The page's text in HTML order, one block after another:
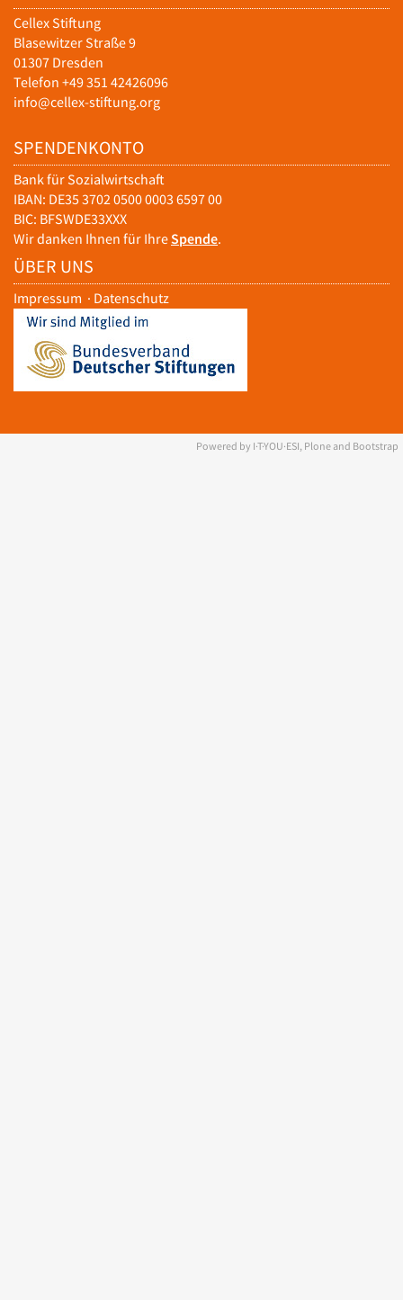
Cellex Stiftung
Blasewitzer Straße 9
01307 Dresden
Telefon +49 351 42426096
info@cellex-stiftung.org
SPENDENKONTO
Bank für Sozialwirtschaft
IBAN: DE35 3702 0500 0003 6597 00
BIC: BFSWDE33XXX
Wir danken Ihnen für IhreSpende.
ÜBER UNS
Impressum · Datenschutz
Powered by I·T·YOU·ESI, Plone and Bootstrap